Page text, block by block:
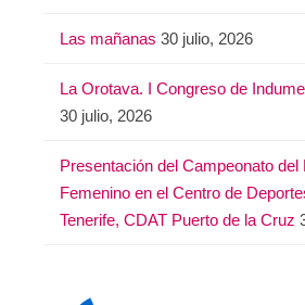
Las mañanas 30 julio, 2026
La Orotava. I Congreso de
30 julio, 2026
Presentación del Campeonato del
Femenino en el Centro de
Tenerife, CDAT Puerto de la Cruz